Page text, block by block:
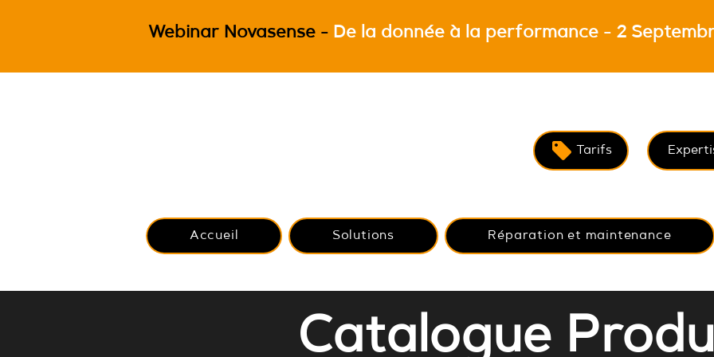
Webinar Novasense - De la donnée à la performance - 2
Tarifs
Accueil Solutions Réparation et maintenance
Catalogue